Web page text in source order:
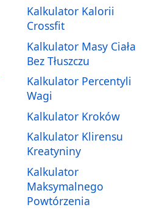
Kalkulator Kalorii
Crossfit
Kalkulator Masy Ciała
Bez Tłuszczu
Kalkulator Percentyli
Wagi
Kalkulator Kroków
Kalkulator Klirensu
Kreatyniny
Kalkulator
Maksymalnego
Powtórzenia